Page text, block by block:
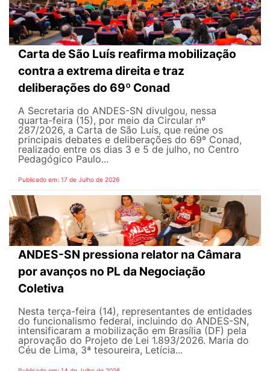
Carta de São Luís reafirma mobilização
contra a extrema direita e traz
deliberações do 69º Conad
A Secretaria do ANDES-SN divulgou, nessa
quarta-feira (15), por meio da Circular nº
287/2026, a Carta de São Luís, que reúne os
principais debates e deliberações do 69º Conad,
realizado entre os dias 3 e 5 de julho, no Centro
Pedagógico Paulo...
Publicado em: 17 de Julho de 2026
ANDES-SN pressiona relator na Câmara
por avanços no PL da Negociação
Coletiva
Nesta terça-feira (14), representantes de entidades
do funcionalismo federal, incluindo do ANDES-SN,
intensificaram a mobilização em Brasília (DF) pela
aprovação do Projeto de Lei 1.893/2026. Maria do
Céu de Lima, 3ª tesoureira, Letícia...